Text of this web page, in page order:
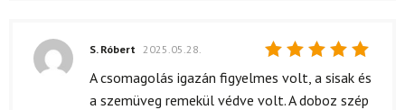
Értékelés:
/ 5
S. Róbert 2025.05.28.
A csomagolás igazán figyelmes volt, a sisak és
a szemüveg remekül védve volt. A doboz szép